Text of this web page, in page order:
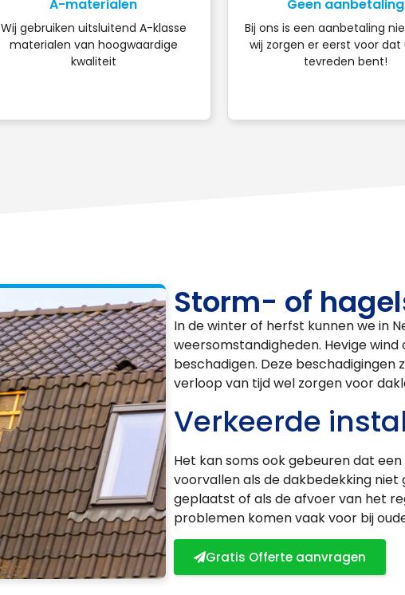
A-materialen
Wij gebruiken uitsluitend A-klasse
materialen van hoogwaardige
kwaliteit
Geen aanbetaling
Bij ons is een aanbetaling
wij zorgen er eerst voor dat
tevreden bent!
Storm- of
In de winter of herfst kunnen we in
weersomstandigheden. Hevige
beschadigen. Deze
verloop van tijd wel zorgen voor
Verkeerde
Het kan soms ook gebeuren dat
voorvallen als de dakbedekking niet
geplaatst of als de afvoer van het
problemen komen vaak voor bij
Gratis Offerte aanvragen